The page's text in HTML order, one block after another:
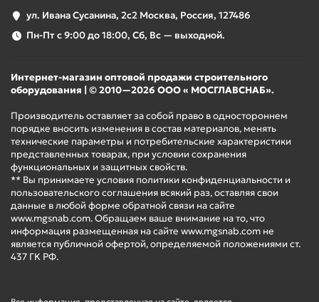
ул. Ивана Сусанина, 2с2 Москва, Россия, 127486
Пн-Пт с 9:00 до 18:00, Сб, Вс — выходной.
Интернет-магазин оптовой продажи строительного
оборудования | © 2010—2026 ООО « МОСГЛАВСНАБ».
Производитель оставляет за собой право в одностороннем
порядке вносить изменения в состав материалов, менять
технические параметры и потребительские характеристики
представленных товарах, при условии сохранения
функциональных и защитных свойств.
** Вы принимаете условия политики конфиденциальности и
пользовательского соглашения всякий раз, оставляя свои
данные в любой форме обратной связи на сайте
www.mgsnab.com. Обращаем ваше внимание на то, что
информация размещенная на сайте www.mgsnab.com не
является публичной офертой, определяемой положениями ст.
437 ГК РФ.